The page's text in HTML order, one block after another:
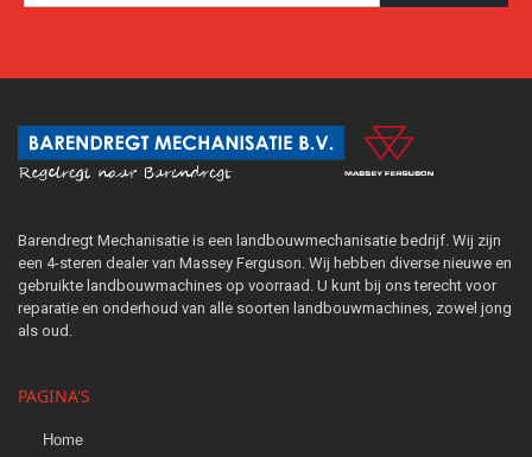
Barendregt Mechanisatie is een landbouwmechanisatie bedrijf. Wij zijn
een 4-steren dealer van Massey Ferguson. Wij hebben diverse nieuwe en
gebruikte landbouwmachines op voorraad. U kunt bij ons terecht voor
reparatie en onderhoud van alle soorten landbouwmachines, zowel jong
als oud.
PAGINA'S
Home